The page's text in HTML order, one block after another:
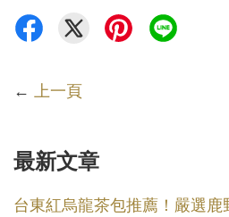
← 上一頁
最新文章
台東紅烏龍茶包推薦！嚴選